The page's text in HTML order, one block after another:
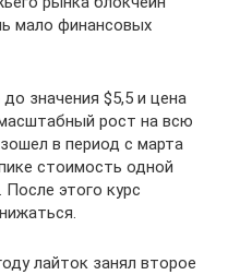
мало финансовых
значения $5,5 и цена
рост на всю
в период с марта
стоимость одной
этого курс
лайток занял второе